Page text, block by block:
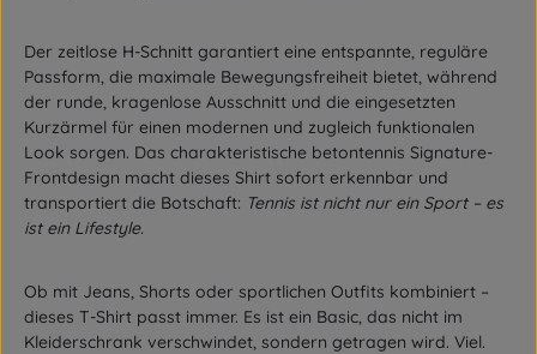
Der zeitlose H-Schnitt garantiert eine entspannte, reguläre
Passform, die maximale Bewegungsfreiheit bietet, während
der runde, kragenlose Ausschnitt und die eingesetzten
Kurzärmel für einen modernen und zugleich funktionalen
Look sorgen. Das charakteristische betontennis Signature-
Frontdesign macht dieses Shirt sofort erkennbar und
transportiert die Botschaft: Tennis ist nicht nur ein Sport – es
ist ein Lifestyle.
Ob mit Jeans, Shorts oder sportlichen Outfits kombiniert –
dieses T-Shirt passt immer. Es ist ein Basic, das nicht im
Kleiderschrank verschwindet, sondern getragen wird. Viel.